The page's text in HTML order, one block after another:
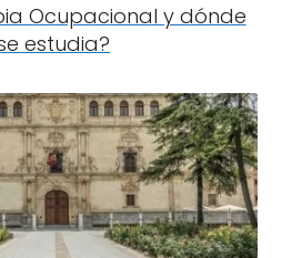
Ocupacional y dónde
estudia?